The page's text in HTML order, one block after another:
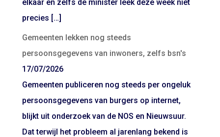
elkaar en zelfs de minister leek deze week niet
precies […]
Gemeenten lekken nog steeds
persoonsgegevens van inwoners, zelfs bsn's
17/07/2026
Gemeenten publiceren nog steeds per ongeluk
persoonsgegevens van burgers op internet,
blijkt uit onderzoek van de NOS en Nieuwsuur.
Dat terwijl het probleem al jarenlang bekend is